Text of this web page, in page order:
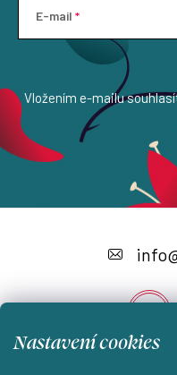
Nastavení cookies
E-mail
Vložením e-mailu
a
info